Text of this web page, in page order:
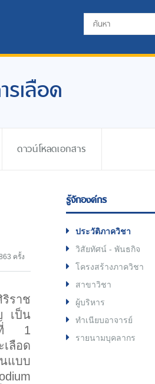
รเลือด
ดาวน์โหลดเอกสาร
ครั้ง
ราช
เป็น
ที่ 1
ลือด
แบบ
รู้จักองค์กร
ประวัติภาควิชา
วิสัยทัศน์ - พันธกิจ
โครงสร้างภาควิชา
สาขาวิชา
ผู้บริหาร
ทำเนียบอาจารย์
รายนามบุคลากร